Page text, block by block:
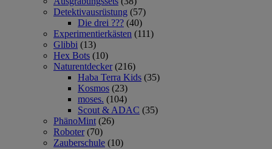
Detektivausrüstung (57)
Die drei ??? (40)
Experimentierkästen (111)
Glibbi (13)
Hex Bots (10)
Naturentdecker (216)
Haba Terra Kids (35)
Kosmos (23)
moses. (104)
Scout & ADAC (35)
PhänoMint (26)
Roboter (70)
Zauberschule (10)